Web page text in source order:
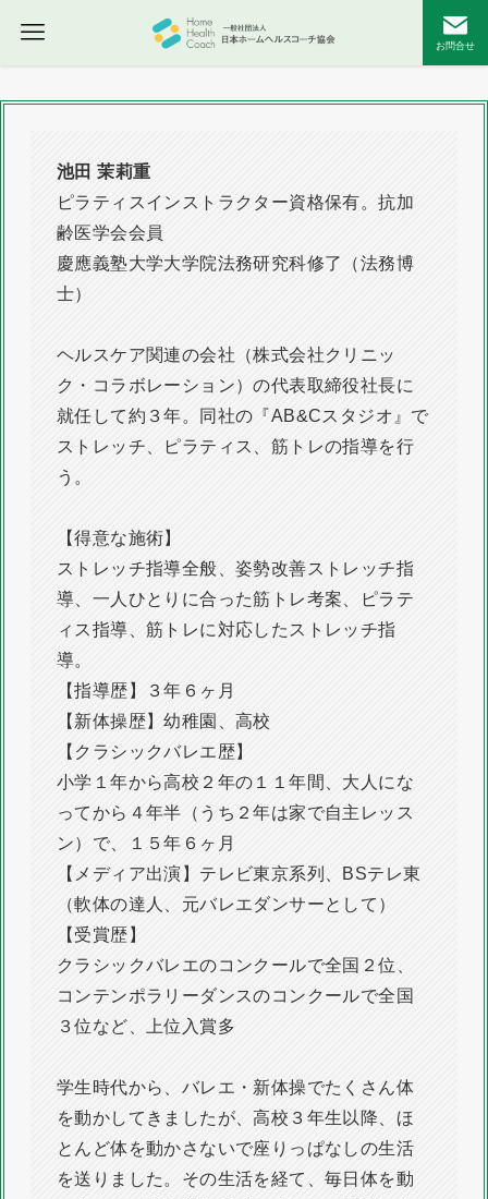
お問合せ
池田 茉莉重
ピラティスインストラクター資格保有。抗加
齢医学会会員
慶應義塾大学大学院法務研究科修了（法務博
士）
ヘルスケア関連の会社（株式会社クリニッ
ク・コラボレーション）の代表取締役社長に
就任して約３年。同社の『AB&Cスタジオ』で
ストレッチ、ピラティス、筋トレの指導を行
う。
【得意な施術】
ストレッチ指導全般、姿勢改善ストレッチ指
導、一人ひとりに合った筋トレ考案、ピラテ
ィス指導、筋トレに対応したストレッチ指
導。
【指導歴】３年６ヶ月
【新体操歴】幼稚園、高校
【クラシックバレエ歴】
小学１年から高校２年の１１年間、大人にな
ってから４年半（うち２年は家で自主レッス
ン）で、１５年６ヶ月
【メディア出演】テレビ東京系列、BSテレ東
（軟体の達人、元バレエダンサーとして）
【受賞歴】
クラシックバレエのコンクールで全国２位、
コンテンポラリーダンスのコンクールで全国
３位など、上位入賞多
学生時代から、バレエ・新体操でたくさん体
を動かしてきましたが、高校３年生以降、ほ
とんど体を動かさないで座りっぱなしの生活
を送りました。その生活を経て、毎日体を動